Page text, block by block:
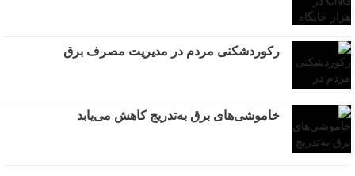
رکوردشکنی مردم در مدیریت مصرف برق
خاموشی‌های برق به‌تدریج کاهش می‌یابد